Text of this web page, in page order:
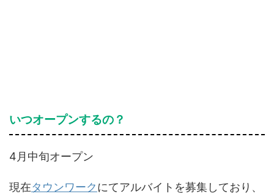
いつオープンするの？
4月中旬オープン
現在タウンワークにてアルバイトを募集しており、